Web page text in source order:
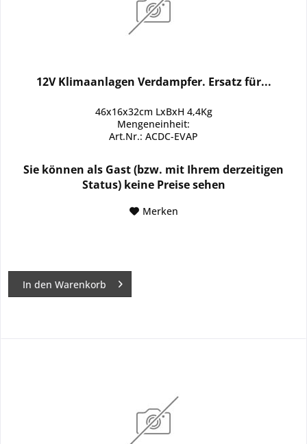
12V Klimaanlagen Verdampfer. Ersatz für...
46x16x32cm LxBxH 4,4Kg
Mengeneinheit:
Art.Nr.: ACDC-EVAP
Sie können als Gast (bzw. mit Ihrem derzeitigen
Status) keine Preise sehen
Merken
In den Warenkorb